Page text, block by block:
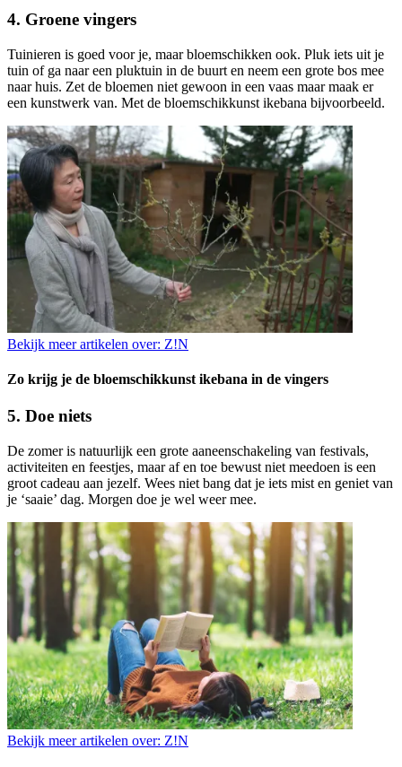
4. Groene vingers
Tuinieren is goed voor je, maar bloemschikken ook. Pluk iets uit je
tuin of ga naar een pluktuin in de buurt en neem een grote bos mee
naar huis. Zet de bloemen niet gewoon in een vaas maar maak er
een kunstwerk van. Met de bloemschikkunst ikebana bijvoorbeeld.
Bekijk meer artikelen over: Z!N
Zo krijg je de bloemschikkunst ikebana in de vingers
5. Doe niets
De zomer is natuurlijk een grote aaneenschakeling van festivals,
activiteiten en feestjes, maar af en toe bewust niet meedoen is een
groot cadeau aan jezelf. Wees niet bang dat je iets mist en geniet van
je ‘saaie’ dag. Morgen doe je wel weer mee.
Bekijk meer artikelen over: Z!N